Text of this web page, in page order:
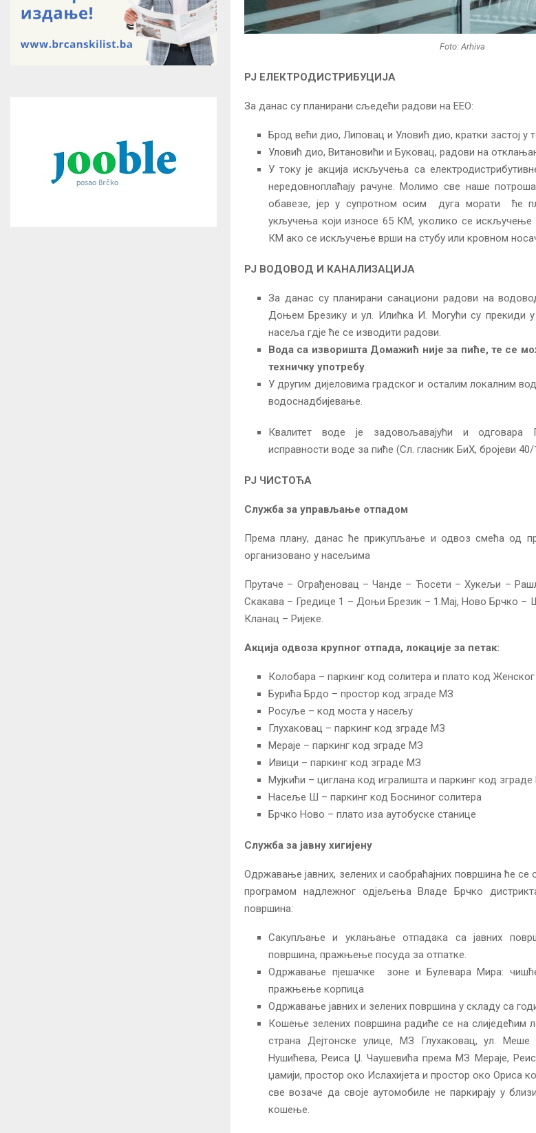
Foto: Arhiva
РЈ ЕЛЕКТРОДИСТРИБУЦИЈА
За данас су планирани сљедећи радови на ЕЕО:
Брод већи дио, Липовац и Уловић дио, кратки застој у
Уловић дио, Витановићи и Буковац, радови на
У току је акција искључења са
нередовноплаћају рачуне. Молимо све наше
обавезе, јер у супротном осим дуга морати ће
укључења који износе 65 КМ, уколико се искључење
КМ ако се искључење врши на стубу или кровном
РЈ ВОДОВОД И КАНАЛИЗАЦИЈА
За данас су планирани санациони радови на
Доњем Брезику и ул. Илићка И. Могући су прекиди у
насеља гд‌је ће се изводити радови.
Вода са изворишта Домажић није за пиће, те се
техничку употребу.
У другим дијеловима градског и осталим локалним
водоснадбијевање.
Квалитет воде је задовољавајући и одговара
исправности воде за пиће (Сл. гласник БиХ, бројеви
РЈ ЧИСТОЋА
Служба за управљање отпадом
Према плану, данас ће прикупљање и одвоз смећа од
организовано у насељима
Прутаче – Ограђеновац – Чанде – Ћосети – Хукељи –
Скакава – Гредице 1 – Доњи Брезик – 1.Мај, Ново Брчко –
Кланац – Ријеке.
Акција одвоза крупног отпада, локације за петак:
Колобара – паркинг код солитера и плато код
Бурића Брдо – простор код зграде МЗ
Росуље – код моста у насељу
Глухаковац – паркинг код зграде МЗ
Мераје – паркинг код зграде МЗ
Ивици – паркинг код зграде МЗ
Мујкићи – циглана код игралишта и паркинг код
Насеље Ш – паркинг код Босниног солитера
Брчко Ново – плато иза аутобуске станице
Служба за јавну хигијену
Одржавање јавних, зелених и саобраћајних површина ће се
програмом надлежног од‌јељења Владе Брчко
површина:
Сакупљање и уклањање отпадака са јавних
површина, пражњење посуда за отпатке.
Одржавање пјешачке зоне и Булевара Мира:
пражњење корпица
Одржавање јавних и зелених површина у складу са
Кошење зелених површина радиће се на слиједећим
страна Дејтонске улице, МЗ Глухаковац, ул. Меше
Нушићева, Реиса Џ. Чаушевића према МЗ Мераје,
џамији, простор око Ислахијета и простор око Ориса
све возаче да своје аутомобиле не паркирају у
кошење.